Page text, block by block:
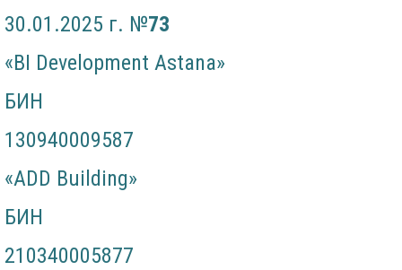
30.01.2025 г. №73
«BI Development Astana»
БИН
130940009587
«ADD Building»
БИН
210340005877